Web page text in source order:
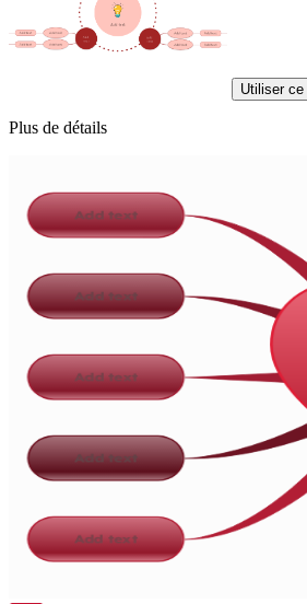
Utiliser
Plus de détails